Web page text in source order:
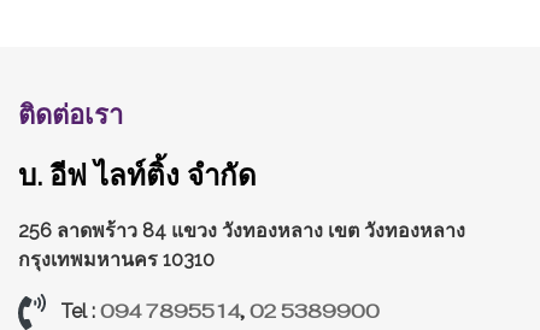
ติดต่อเรา
บ. อีฟ ไลท์ติ้ง จำกัด
256 ลาดพร้าว 84 แขวง วังทองหลาง เขต วังทองหลาง
กรุงเทพมหานคร 10310
Tel : 094 7895514,02 5389900